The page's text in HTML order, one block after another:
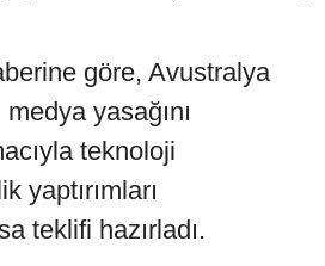
göre, Avustralya
yasağını
teknoloji
yaptırımları
teklifi hazırladı.